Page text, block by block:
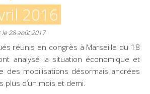
2016
28 août 2017
réunis en congrès à Marseille du 18
analysé la situation économique et
des mobilisations désormais ancrées
plus d’un mois et demi.